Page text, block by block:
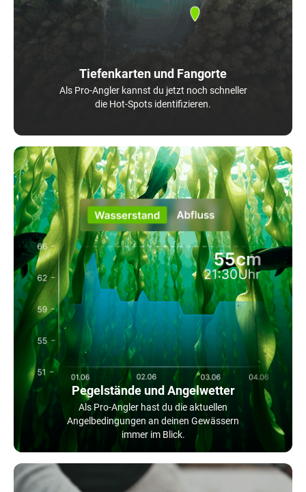
Tiefenkarten und Fangorte
Als Pro-Angler kannst du jetzt noch schneller
die Hot-Spots identifizieren.
Pegelstände und Angelwetter
Als Pro-Angler hast du die aktuellen
Angelbedingungen an deinen Gewässern
immer im Blick.